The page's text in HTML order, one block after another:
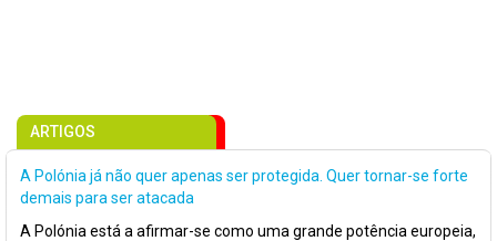
ARTIGOS
A Polónia já não quer apenas ser protegida. Quer tornar-se forte
demais para ser atacada
A Polónia está a afirmar-se como uma grande potência europeia,